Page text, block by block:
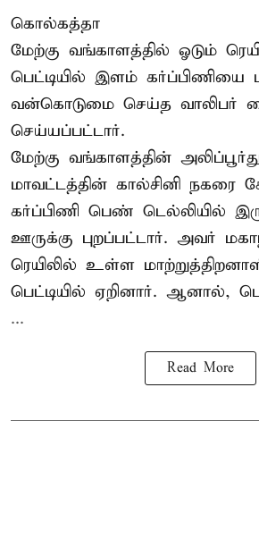
கொல்கத்தா
மேற்கு வங்காளத்தில் ஓடும்
பெட்டியில் இளம் கர்ப்பிணியை
வன்கொடுமை செய்த வாலிபர்
செய்யப்பட்டார்.
மேற்கு வங்காளத்தின்
மாவட்டத்தின் கால்சினி நகரை
கர்ப்பிணி பெண் டெல்லியில்
ஊருக்கு புறப்பட்டார். அவர்
ரெயிலில் உள்ள
பெட்டியில் ஏறினார். ஆனால்,
...
Read More